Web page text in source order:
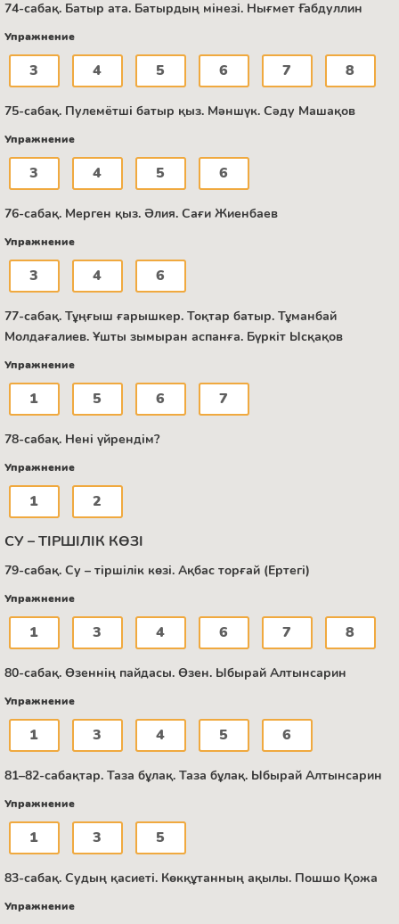
74-сабақ. Батыр ата. Батырдың мінезі. Нығмет Ғабдуллин
Упражнение
3 4 5 6 7 8
75-сабақ. Пулемётші батыр қыз. Мәншүк. Сәду Машақов
Упражнение
3 4 5 6
76-сабақ. Мерген қыз. Әлия. Сағи Жиенбаев
Упражнение
3 4 6
77-сабақ. Тұңғыш ғарышкер. Тоқтар батыр. Тұманбай
Молдағалиев. Ұшты зымыран аспанға. Бүркіт Ысқақов
Упражнение
1 5 6 7
78-сабақ. Нені үйрендім?
Упражнение
1 2
СУ – ТІРШІЛІК КӨЗІ
79-сабақ. Су – тіршілік көзі. Ақбас торғай (Ертегі)
Упражнение
1 3 4 6 7 8
80-сабақ. Өзеннің пайдасы. Өзен. Ыбырай Алтынсарин
Упражнение
1 3 4 5 6
81–82-сабақтар. Таза бұлақ. Таза бұлақ. Ыбырай Алтынсарин
Упражнение
1 3 5
83-сабақ. Судың қасиеті. Көкқұтанның ақылы. Пошшо Қожа
Упражнение